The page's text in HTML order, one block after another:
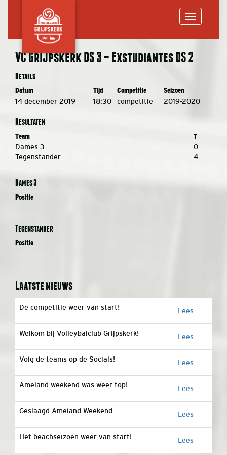
VC Grijpskerk DS 3 – Exstudiantes DS 2
Details
Datum Tijd Competitie Seizoen
14 december 2019 18:30 competitie 2019-2020
Resultaten
Team T
Dames 3
0
Tegenstander
4
Dames 3
Positie
Tegenstander
Positie
Laatste nieuws
De competitie weer van start! Lees
Welkom bij Volleybalclub Grijpskerk! Lees
Volg de teams op de Socials! Lees
Ameland weekend was weer top! Lees
Geslaagd Ameland Weekend Lees
Het beachseizoen weer van start! Lees